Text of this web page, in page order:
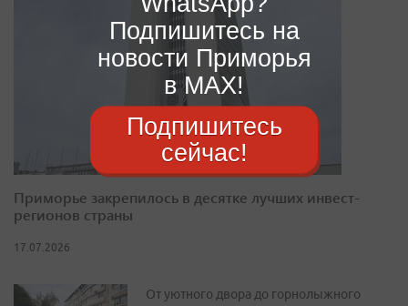
Приморье закрепилось в десятке лучших инвест-
регионов страны
17.07.2026
От уютного двора до горнолыжного
Подпишитесь на
новости Приморья
в MAX!
Подпишитесь
сейчас!